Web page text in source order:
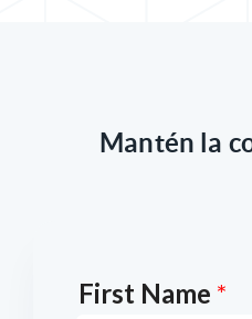
Mantén la